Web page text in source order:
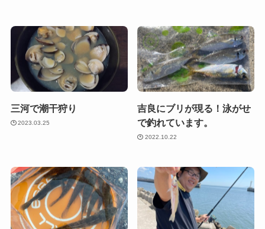
三河で潮干狩り
2023.03.25
吉良にブリが現る！泳がせ
で釣れています。
2022.10.22